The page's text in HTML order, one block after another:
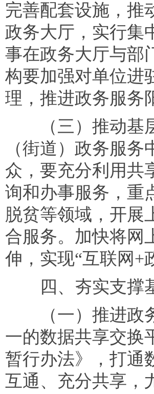
完善配套设施，推
政务大厅，实行集
事在政务大厅与部
构要加强对单位进
理，推进政务服务
（三）推动基层
（街道）政务服
众，要充分利用共
询和办事服务，重
脱贫等领域，开展
合服务。加快将网
伸，实现“互联网+
四、夯实支撑
（一）推进政务
一的数据共享交换
暂行办法》，打通
互通、充分共享，